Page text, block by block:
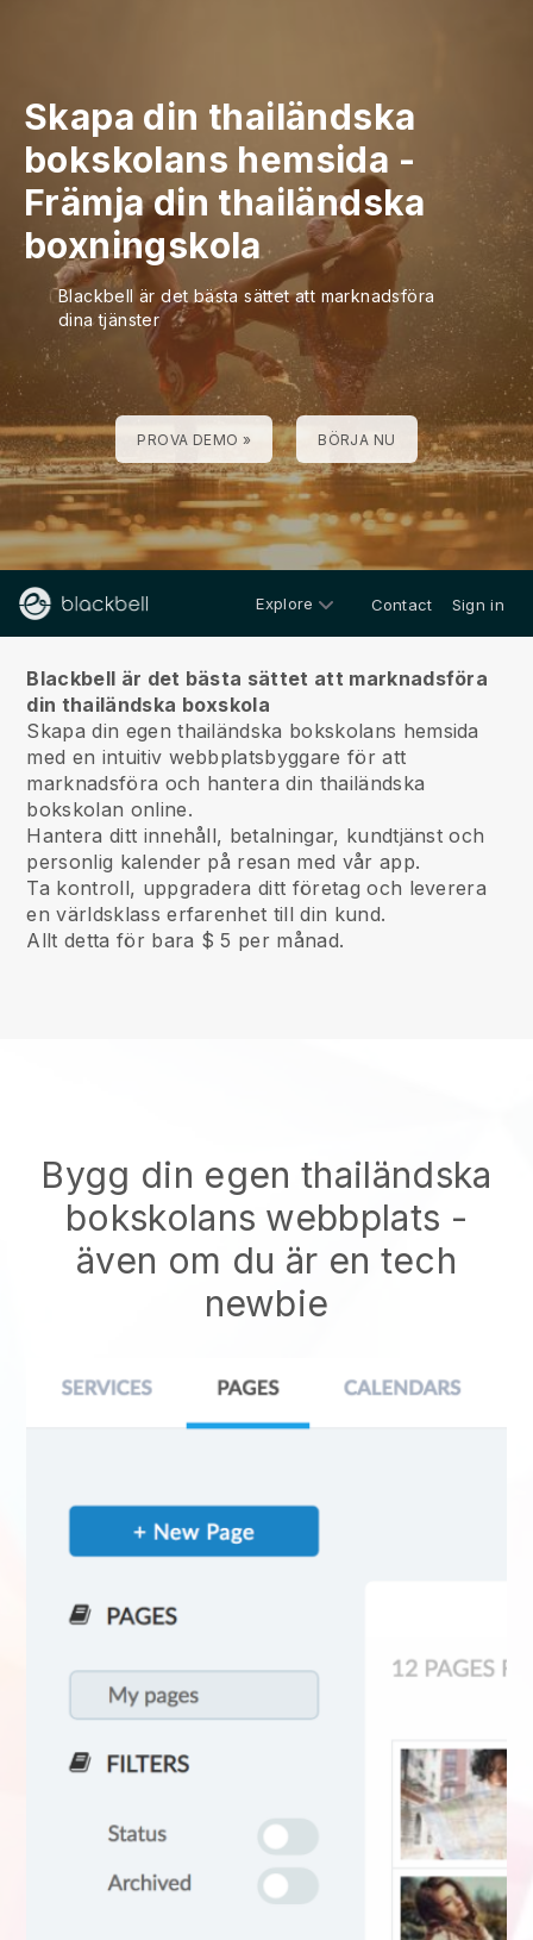
Skapa din thailändska
bokskolans hemsida -
Främja din thailändska
boxningskola
Blackbell är det bästa sättet att marknadsföra
dina tjänster
PROVA DEMO » BÖRJA NU
Explore Contact Sign in
Blackbell är det bästa sättet att marknadsföra
din thailändska boxskola
Skapa din egen thailändska bokskolans hemsida
med en intuitiv webbplatsbyggare för att
marknadsföra och hantera din thailändska
bokskolan online.
Hantera ditt innehåll, betalningar, kundtjänst och
personlig kalender på resan med vår app.
Ta kontroll, uppgradera ditt företag och leverera
en världsklass erfarenhet till din kund.
Allt detta för bara $ 5 per månad.
Bygg din egen thailändska
bokskolans webbplats -
även om du är en tech
newbie